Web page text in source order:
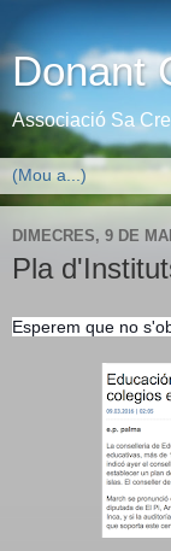
Donant
Associació Sa
DIMECRES, 9 DE
Pla
Esperem que no